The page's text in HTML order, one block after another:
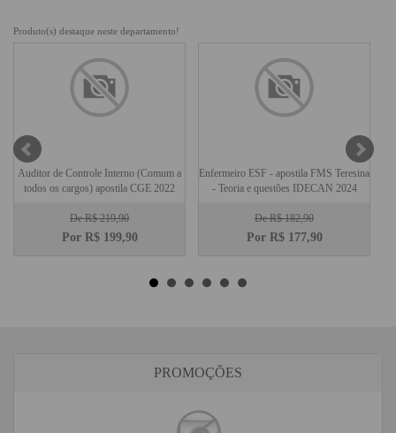
Produto(s) destaque neste departamento!
Auditor de Controle Interno (Comum a
todos os cargos) apostila CGE 2022
De R$ 219,90
Por R$ 199,90
Enfermeiro ESF - apostila FMS Teresina
- Teoria e questões IDECAN 2024
De R$ 182,90
Por R$ 177,90
PROMOÇÕES